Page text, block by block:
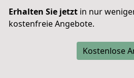
Erhalten Sie jetzt in nur
kostenfreie Angebote.
Kostenlose